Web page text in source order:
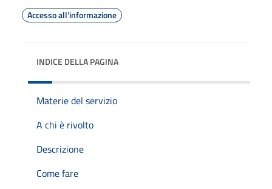
Accesso all'informazione
INDICE DELLA PAGINA
Materie del servizio
A chi è rivolto
Descrizione
Come fare